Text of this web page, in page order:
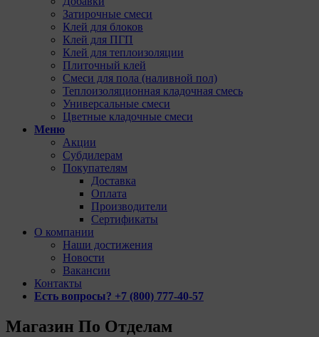
Затирочные смеси
Клей для блоков
Клей для ПГП
Клей для теплоизоляции
Плиточный клей
Смеси для пола (наливной пол)
Теплоизоляционная кладочная смесь
Универсальные смеси
Цветные кладочные смеси
Меню
Акции
Субдилерам
Покупателям
Доставка
Оплата
Производители
Сертификаты
О компании
Наши достижения
Новости
Вакансии
Контакты
Есть вопросы? +7 (800) 777-40-57
Магазин По Отделам